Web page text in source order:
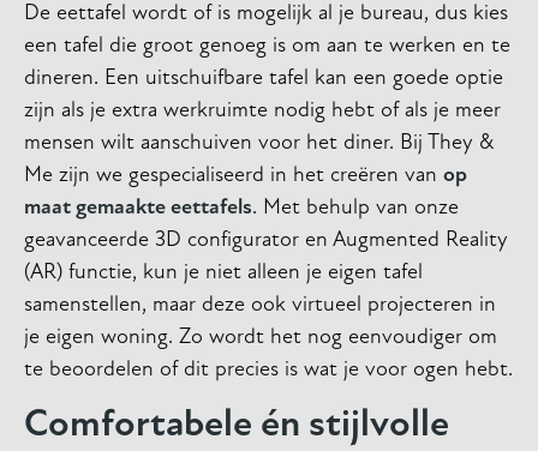
De eettafel wordt of is mogelijk al je bureau, dus kies
een tafel die groot genoeg is om aan te werken en te
dineren. Een uitschuifbare tafel kan een goede optie
zijn als je extra werkruimte nodig hebt of als je meer
mensen wilt aanschuiven voor het diner. Bij They &
Me zijn we gespecialiseerd in het creëren van op
maat gemaakte eettafels. Met behulp van onze
geavanceerde 3D configurator en Augmented Reality
(AR) functie, kun je niet alleen je eigen tafel
samenstellen, maar deze ook virtueel projecteren in
je eigen woning. Zo wordt het nog eenvoudiger om
te beoordelen of dit precies is wat je voor ogen hebt.
Comfortabele én stijlvolle